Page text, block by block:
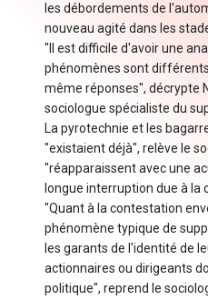
les débordements de
nouveau agité dans les
"Il est difficile d'avoir une
phénomènes sont
même réponses", décrypte
sociologue spécialiste du
La pyrotechnie et les
"existaient déjà", relève le
"réapparaissent avec une
longue interruption due à la
"Quant à la contestation
phénomène typique de
les garants de l'identité de
actionnaires ou dirigeants
politique", reprend le